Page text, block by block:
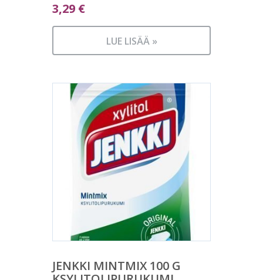
3,29 €
LUE LISÄÄ »
JENKKI MINTMIX 100 G